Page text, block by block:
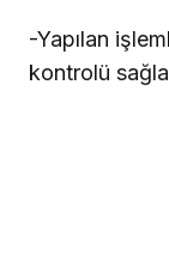
-Yapılan
kontrolü